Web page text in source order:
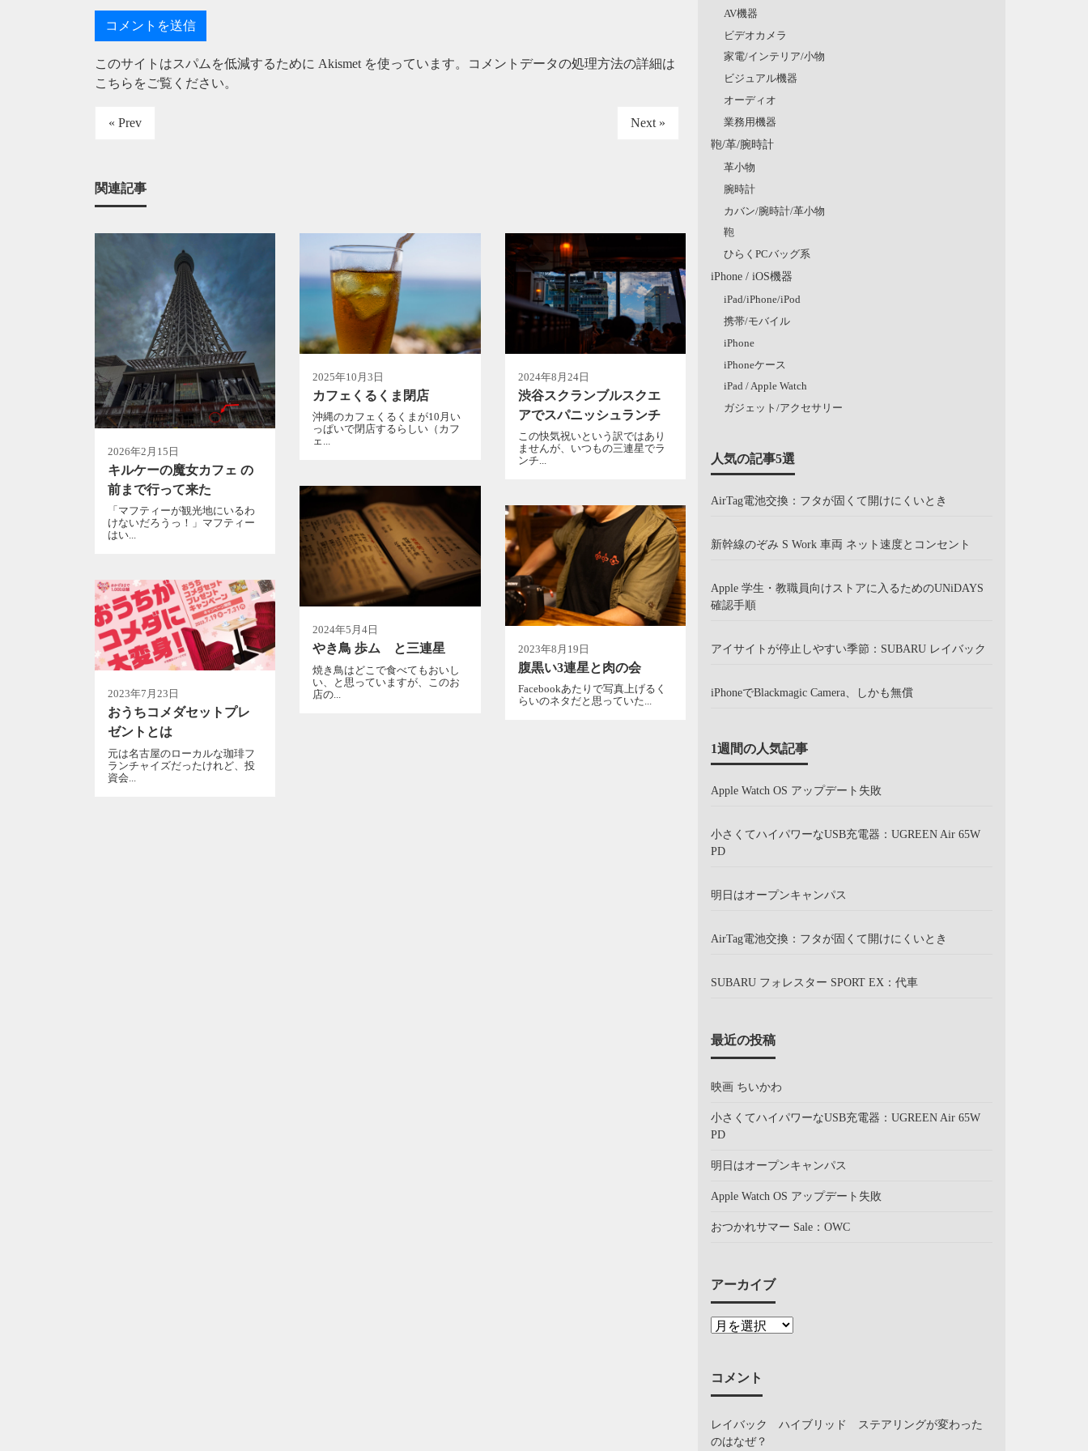
このサイトはスパムを低減するために Akismet を使っています。
コメントデータの処理方法の詳細は
こちらをご覧ください。
« Prev Next »
関連記事
2026年2月15日
キルケーの魔女カフェ の
前まで行って来た
「マフティーが観光地にいるわ
けないだろうっ！」マフティー
はい...
2025年10月3日
カフェくるくま閉店
沖縄のカフェくるくまが10月い
っぱいで閉店するらしい（カフ
ェ...
2024年8月24日
渋谷スクランブルスクエ
アでスパニッシュランチ
この快気祝いという訳ではあり
ませんが、いつもの三連星でラ
ンチ...
2024年5月4日
やき鳥 歩ム と三連星
焼き鳥はどこで食べてもおいし
い、と思っていますが、このお
店の...
2023年8月19日
腹黒い3連星と肉の会
Facebookあたりで写真上げるく
らいのネタだと思っていた...
2023年7月23日
おうちコメダセットプレ
ゼントとは
元は名古屋のローカルな珈琲フ
ランチャイズだったけれど、投
資会...
AV機器
ビデオカメラ
家電/インテリア/小物
ビジュアル機器
オーディオ
業務用機器
鞄/革/腕時計
革小物
腕時計
カバン/腕時計/革小物
鞄
ひらくPCバッグ系
iPhone / iOS機器
iPad/iPhone/iPod
携帯/モバイル
iPhone
iPhoneケース
iPad / Apple Watch
ガジェット/アクセサリー
人気の記事5選
AirTag電池交換：フタが固くて開けにくいとき
新幹線のぞみ S Work 車両 ネット速度とコンセント
Apple 学生・教職員向けストアに入るためのUNiDAYS
確認手順
アイサイトが停止しやすい季節：SUBARU レイバック
iPhoneでBlackmagic Camera、しかも無償
1週間の人気記事
Apple Watch OS アップデート失敗
小さくてハイパワーなUSB充電器：UGREEN Air 65W
PD
明日はオープンキャンパス
AirTag電池交換：フタが固くて開けにくいとき
SUBARU フォレスター SPORT EX：代車
最近の投稿
映画 ちいかわ
小さくてハイパワーなUSB充電器：UGREEN Air 65W
PD
明日はオープンキャンパス
Apple Watch OS アップデート失敗
おつかれサマー Sale：OWC
アーカイブ
コメント
レイバック ハイブリッド ステアリングが変わった
のはなぜ？